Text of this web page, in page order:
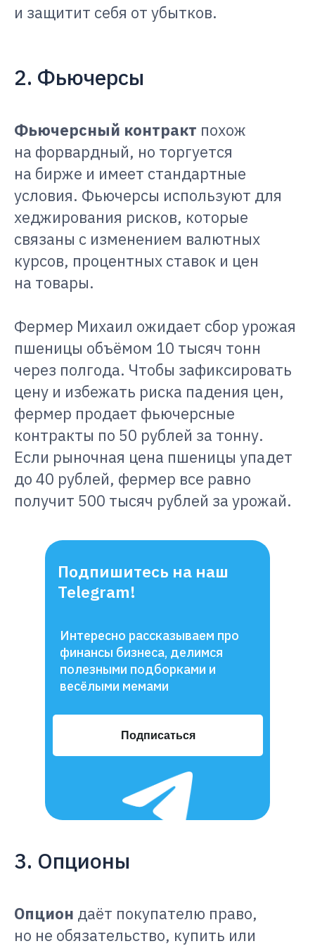
и защитит себя от убытков.
2. Фьючерсы
Фьючерсный контракт похож
на форвардный, но торгуется
на бирже и имеет стандартные
условия. Фьючерсы используют для
хеджирования рисков, которые
связаны с изменением валютных
курсов, процентных ставок и цен
на товары.
Фермер Михаил ожидает сбор урожая
пшеницы объёмом 10 тысяч тонн
через полгода. Чтобы зафиксировать
цену и избежать риска падения цен,
фермер продает фьючерсные
контракты по 50 рублей за тонну.
Если рыночная цена пшеницы упадет
до 40 рублей, фермер все равно
получит 500 тысяч рублей за урожай.
Подпишитесь на наш
Telegram!
Подписаться
Интересно рассказываем про
финансы бизнеса, делимся
полезными подборками и
весёлыми мемами
3. Опционы
Опцион даёт покупателю право,
но не обязательство, купить или